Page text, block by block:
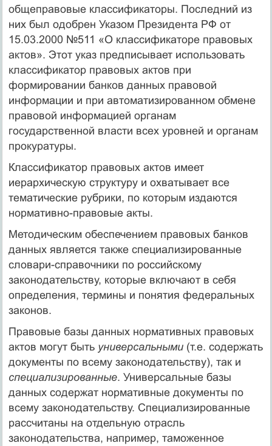
общеправовые классификаторы. Последний из
них был одобрен Указом Президента РФ от
15.03.2000 №511 «О классификаторе правовых
актов». Этот указ предписывает использовать
классификатор правовых актов при
формировании банков данных правовой
информации и при автоматизированном обмене
правовой информацией органам
государственной власти всех уровней и органам
прокуратуры.
Классификатор правовых актов имеет
иерархическую структуру и охватывает все
тематические рубрики, по которым издаются
нормативно-правовые акты.
Методическим обеспечением правовых банков
данных является также специализированные
словари-справочники по российскому
законодательству, которые включают в себя
определения, термины и понятия федеральных
законов.
Правовые базы данных нормативных правовых
актов могут быть универсальными(т.е. содержать
документы по всему законодательству), так и
специализированные. Универсальные базы
данных содержат нормативные документы по
всему законодательству. Специализированные
рассчитаны на отдельную отрасль
законодательства, например, таможенное